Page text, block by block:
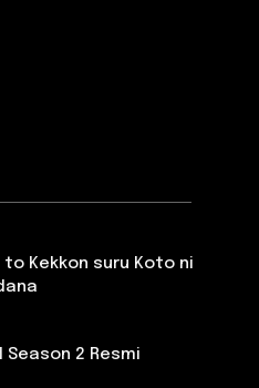
Kekkon suru Koto ni
Season 2 Resmi